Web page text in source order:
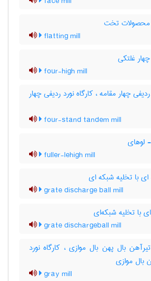
محصولات تخت
flatting mill
غلتکی
four-high mill
چهار مقامه ، کارگاه نورد ردیفی چهار
four-stand tandem mill
لوهای
fuller-lehigh mill
با تخلیه شبکه ای
grate discharge ball mill
با تخلیه شبکه‌ای
grate dischargeball mill
تیرآهن بال پهن بال موازی ، کارگاه نورد
بال موازی
gray mill